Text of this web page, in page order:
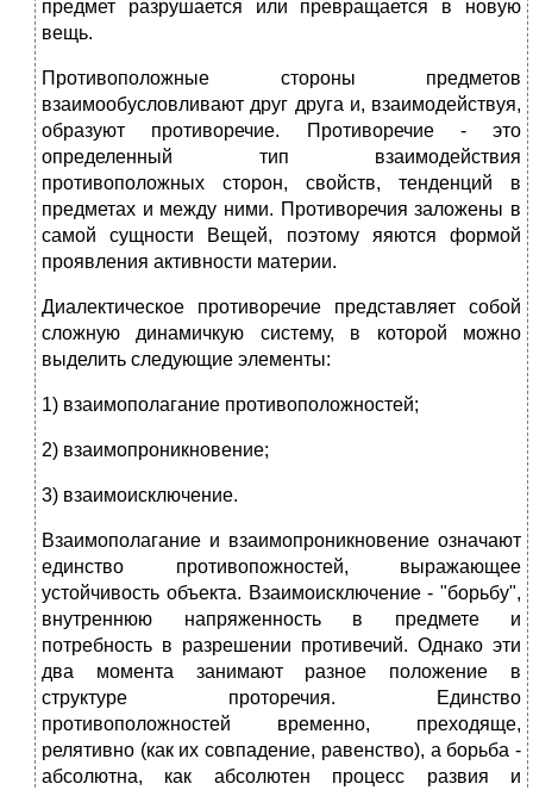
предмет разрушается или превращается в новую
вещь.
Противоположные стороны предметов
взаимообусловливают друг друга и, взаимодействуя,
образуют противоречие. Противоречие - это
определенный тип взаимодействия
противоположных сторон, свойств, тенденций в
предметах и между ними. Противоречия заложены в
самой сущности Вещей, поэтому яяются формой
проявления активности материи.
Диалектическое противоречие представляет собой
сложную динамичкую систему, в которой можно
выделить следующие элементы:
1) взаимополагание противоположностей;
2) взаимопроникновение;
3) взаимоисключение.
Взаимополагание и взаимопроникновение означают
единство противопожностей, выражающее
устойчивость объекта. Взаимоисключение - "борьбу",
внутреннюю напряженность в предмете и
потребность в разрешении противечий. Однако эти
два момента занимают разное положение в
структуре проторечия. Единство
противоположностей временно, преходяще,
релятивно (как их совпадение, равенство), а борьба -
абсолютна, как абсолютен процесс развия и